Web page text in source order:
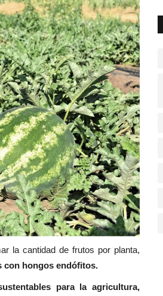
la cantidad de frutos por planta,
con hongos endófitos.
para la agricultura,